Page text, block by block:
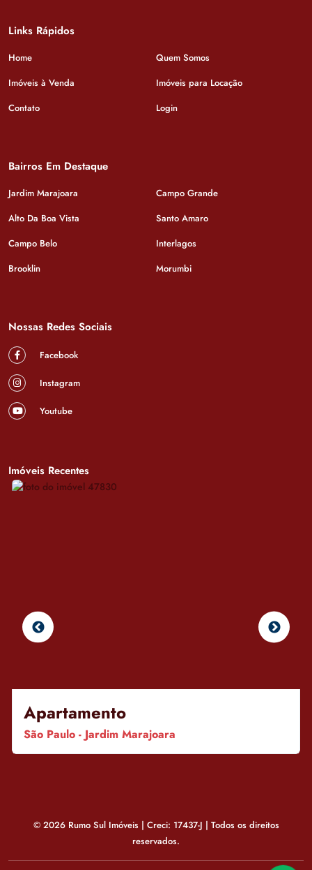
Links Rápidos
Home
Quem Somos
Imóveis à Venda
Imóveis para Locação
Contato
Login
Bairros Em Destaque
Jardim Marajoara
Campo Grande
Alto Da Boa Vista
Santo Amaro
Campo Belo
Interlagos
Brooklin
Morumbi
Nossas Redes Sociais
Facebook
Instagram
Youtube
Imóveis Recentes
Apartamento
São Paulo - Jardim Marajoara
© 2026 Rumo Sul Imóveis | Creci: 17437-J | Todos os direitos
reservados.